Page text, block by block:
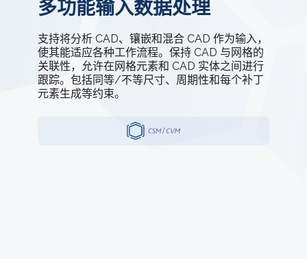
多功能输入数据处理
支持将分析 CAD、镶嵌和混合 CAD 作为输入，
使其能适应各种工作流程。保持 CAD 与网格的
关联性，允许在网格元素和 CAD 实体之间进行
跟踪。包括同等/不等尺寸、周期性和每个补丁
元素生成等约束。